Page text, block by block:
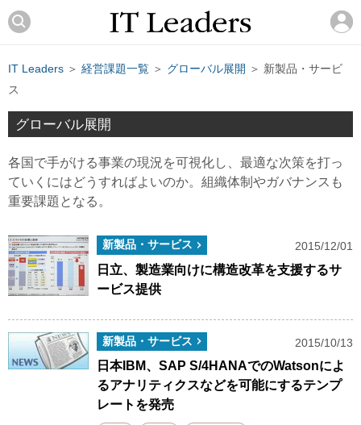
IT Leaders ＞ 経営課題一覧 ＞ グローバル展開 ＞ 新製品・サービ
ス
グローバル展開
各国で手がける事業の現況を可視化し、最適な次策を打っ
ていくにはどうすればよいのか。組織体制やガバナンスも
重要課題となる。
新製品・サービス 2015/12/01
日立、製造業向けに構造改革を支援するサ
ービス提供
新製品・サービス 2015/10/13
日本IBM、SAP S/4HANAでのWatsonによ
るアナリティクスなどを可能にするテンプ
レートを発売